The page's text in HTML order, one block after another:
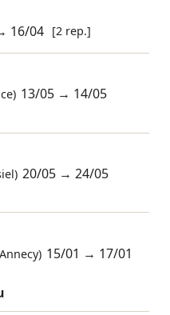
16/04 [2 rep.]
13/05 → 14/05
20/05 →24/05
15/01 → 17/01